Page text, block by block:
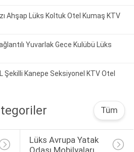
Ahşap Lüks Koltuk Otel Kumaş KTV
Yuvarlak Gece Kulübü Lüks
Şekilli Kanepe Seksiyonel KTV Otel
Tüm
Lüks Avrupa Yatak